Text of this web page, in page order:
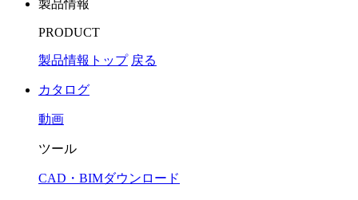
製品情報
PRODUCT
製品情報トップ 戻る
カタログ
動画
ツール
CAD・BIMダウンロード